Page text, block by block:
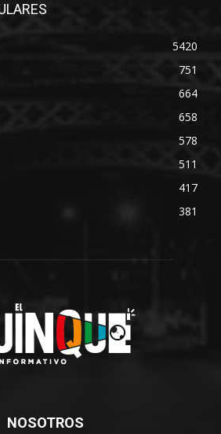
5420
751
664
658
578
511
417
381
NOSOTROS